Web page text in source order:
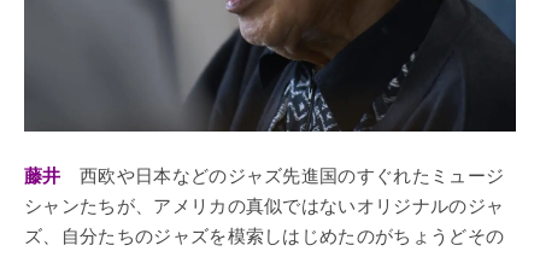
藤井 西欧や日本などのジャズ先進国のすぐれたミュージ
シャンたちが、アメリカの真似ではないオリジナルのジャ
ズ、自分たちのジャズを模索しはじめたのがちょうどその